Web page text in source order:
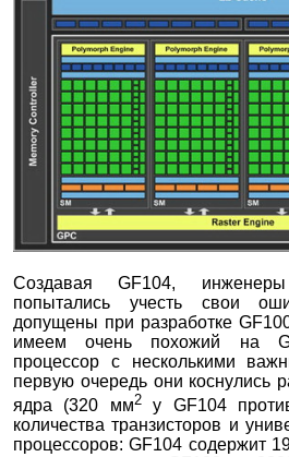
Создавая GF104,
попытались учесть свои
допущены при разработке
имеем очень похожий на
процессор с несколькими
первую очередь они коснулись
ядра (320 мм2у GF104
количества транзисторов и
процессоров: GF104 содержит